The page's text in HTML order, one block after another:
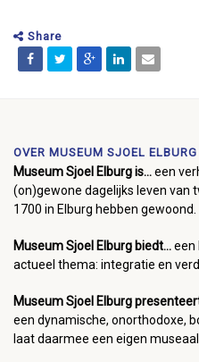
Share
OVER MUSEUM SJOEL ELBURG
Museum Sjoel Elburg is...een
(on)gewone dagelijks leven
1700 in Elburg hebben gewoond.
Museum Sjoel Elburg biedt...een
actueel thema: integratie en
Museum Sjoel Elburg
een dynamische, onorthodoxe,
laat daarmee een eigen